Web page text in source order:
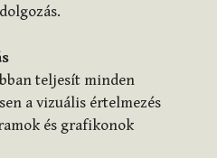
teljesít minden
a vizuális értelmezés
és grafikonok